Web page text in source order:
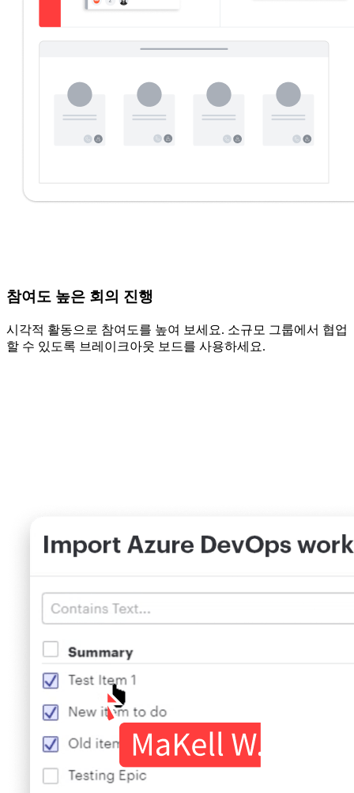
참여도 높은 회의 진행
시각적 활동으로 참여도를 높여 보세요. 소규모 그룹에서 협업
할 수 있도록 브레이크아웃 보드를 사용하세요.